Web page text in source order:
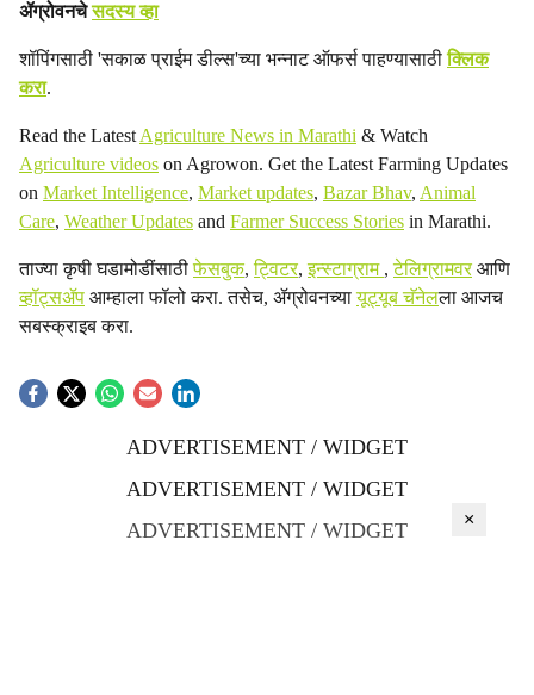
ॲग्रोवनचेसदस्य व्हा
शॉपिंगसाठी 'सकाळ प्राईम डील्स'च्या भन्नाट ऑफर्स पाहण्यासाठीक्लिक
करा.
Read the Latest Agriculture News in Marathi & Watch
Agriculture videos on Agrowon. Get the Latest Farming Updates
on Market Intelligence, Market updates, Bazar Bhav, Animal
Care, Weather Updates and Farmer Success Stories in Marathi.
ताज्या कृषी घडामोडींसाठीफेसबुक,ट्विटर,इन्स्टाग्राम ,टेलिग्रामवरआणि
व्हॉट्सॲप आम्हाला फॉलो करा. तसेच, ॲग्रोवनच्यायूट्यूब चॅनेलला आजच
सबस्क्राइब करा.
ADVERTISEMENT / WIDGET
ADVERTISEMENT / WIDGET
ADVERTISEMENT / WIDGET
×